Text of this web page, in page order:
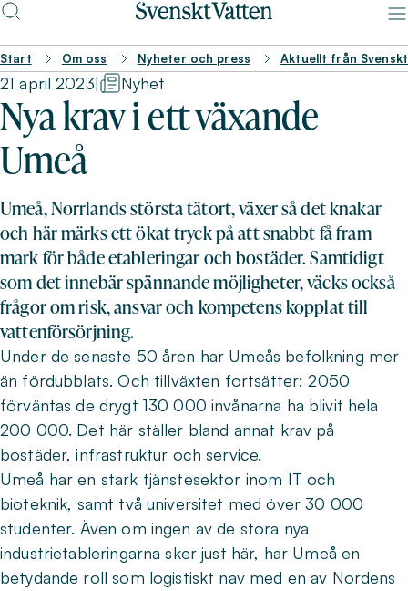
Start Om oss Nyheter och press Aktuellt från
21 april 2023| Nyhet
Nya krav i ett växande
Umeå
Umeå, Norrlands största tätort, växer så det knakar
och här märks ett ökat tryck på att snabbt få fram
mark för både etableringar och bostäder. Samtidigt
som det innebär spännande möjligheter, väcks också
frågor om risk, ansvar och kompetens kopplat till
vattenförsörjning.
Under de senaste 50 åren har Umeås befolkning mer
än fördubblats. Och tillväxten fortsätter: 2050
förväntas de drygt 130 000 invånarna ha blivit hela
200 000. Det här ställer bland annat krav på
bostäder, infrastruktur och service.
Umeå har en stark tjänstesektor inom IT och
bioteknik, samt två universitet med över 30 000
studenter. Även om ingen av de stora nya
industrietableringarna sker just här, har Umeå en
betydande roll som logistiskt nav med en av Nordens